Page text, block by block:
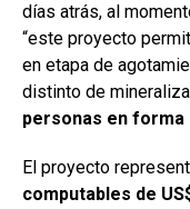
días atrás, al
“este proyecto
en etapa de
distinto de
personas en forma
El proyecto
computables de